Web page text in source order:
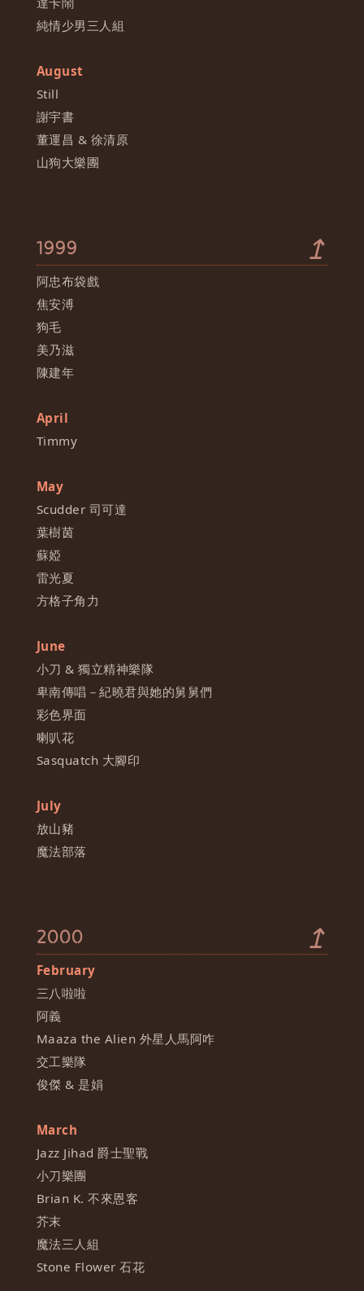
純情少男三人組
August
Still
謝宇書
董運昌 & 徐清原
山狗大樂團
1999 ↥
阿忠布袋戲
焦安溥
狗毛
美乃滋
陳建年
April
Timmy
May
Scudder 司可達
葉樹茵
蘇婭
雷光夏
方格子角力
June
小刀 & 獨立精神樂隊
卑南傳唱－紀曉君與她的舅舅們
彩色界面
喇叭花
Sasquatch 大腳印
July
放山豬
魔法部落
2000 ↥
February
三八啦啦
阿義
Maaza the Alien 外星人馬阿咋
交工樂隊
俊傑 & 是娟
March
Jazz Jihad 爵士聖戰
小刀樂團
Brian K. 不來恩客
芥末
魔法三人組
Stone Flower 石花